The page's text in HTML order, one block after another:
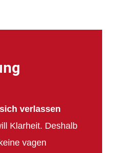
verlassen
Klarheit. Deshalb
vagen